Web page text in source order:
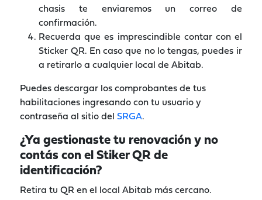
chasis te enviaremos un correo de
confirmación.
Recuerda que es imprescindible contar con el
Sticker QR. En caso que no lo tengas, puedes ir
a retirarlo a cualquier local de Abitab.
Puedes descargar los comprobantes de tus
habilitaciones ingresando con tu usuario y
contraseña al sitio delSRGA.
¿Ya gestionaste tu renovación y no
contás con el Stiker QR de
identificación?
Retira tu QR en el local Abitab más cercano.